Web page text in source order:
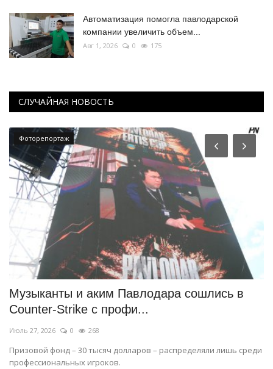
Автоматизация помогла павлодарской
компании увеличить объем...
Авг 1, 2026 0 175
СЛУЧАЙНАЯ НОВОСТЬ
Фоторепортаж
Музыканты и аким Павлодара сошлись в
Counter-Strike c профи...
Июль 27, 2026 0 268
Призовой фонд – 30 тысяч долларов – распределяли лишь среди
профессиональных игроков.